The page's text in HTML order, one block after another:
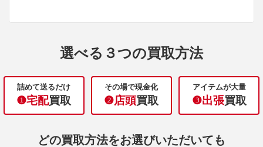
選べる３つの買取方法
詰めて送るだけ
❶宅配買取
その場で現金化
❷店頭買取
アイテムが大量
❸出張買取
どの買取方法をお選びいただいても